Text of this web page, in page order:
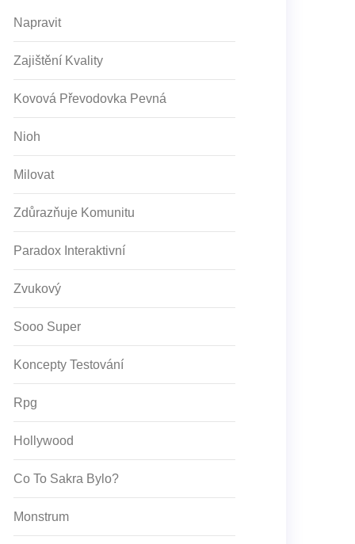
Napravit
Zajištění Kvality
Kovová Převodovka Pevná
Nioh
Milovat
Zdůrazňuje Komunitu
Paradox Interaktivní
Zvukový
Sooo Super
Koncepty Testování
Rpg
Hollywood
Co To Sakra Bylo?
Monstrum